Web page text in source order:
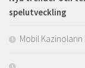
spelutveckling
Mobil Kazinoların